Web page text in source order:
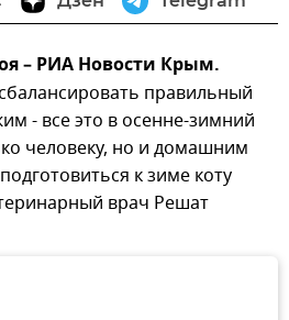
– РИА Новости Крым.
правильный
- все это в осенне-зимний
человеку, но и домашним
к зиме коту
врач Решат